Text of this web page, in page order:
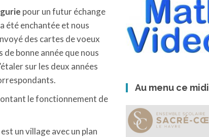
pour un futur échange
a été enchantée et nous
des cartes de voeux
bonne année que nous
sur les deux années
le fonctionnement de
un village avec un plan
Au menu ce midi